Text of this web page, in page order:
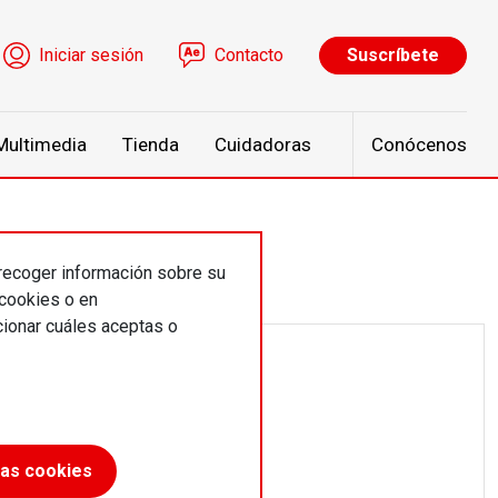
de cuenta de usuario
Iniciar sesión Contacto Suscríbete
Tienda Cuidadoras Conócenos
información sobre su
o en
cuáles aceptas o
cookies